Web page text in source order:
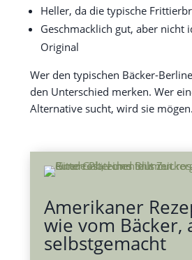
Heller, da die typische
Geschmacklich gut, aber nicht
Original
Wer den typischen Bäcker-
den Unterschied merken. Wer
Alternative sucht, wird sie mögen.
Amerikaner
wie vom Bäcker,
selbstgemacht